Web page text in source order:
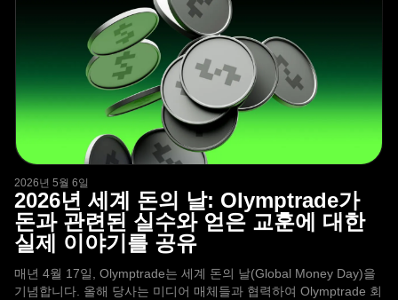
2026년 5월 6일
2026년 세계 돈의 날: Olymptrade가
돈과 관련된 실수와 얻은 교훈에 대한
실제 이야기를 공유
매년 4월 17일, Olymptrade는 세계 돈의 날(Global Money Day)을
기념합니다. 올해 당사는 미디어 매체들과 협력하여 Olymptrade 회